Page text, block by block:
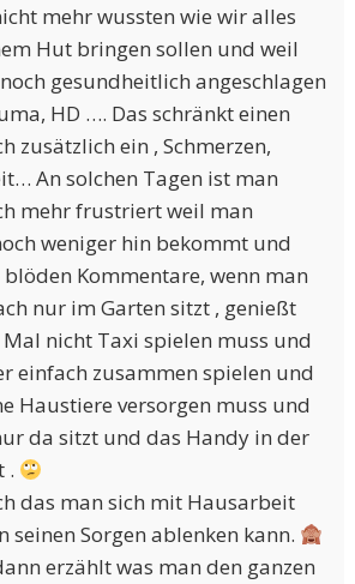
mehr wussten wie wir alles
Hut bringen sollen und weil
gesundheitlich angeschlagen
HD …. Das schränkt einen
zusätzlich ein , Schmerzen,
An solchen Tagen ist man
mehr frustriert weil man
weniger hin bekommt und
Kommentare, wenn man
nur im Garten sitzt , genießt
nicht Taxi spielen muss und
einfach zusammen spielen und
Haustiere versorgen muss und
da sitzt und das Handy in der
.
das man sich mit Hausarbeit
seinen Sorgen ablenken kann.
erzählt was man den ganzen